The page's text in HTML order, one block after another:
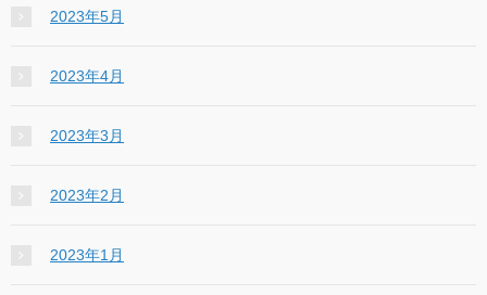
2023年5月
2023年4月
2023年3月
2023年2月
2023年1月